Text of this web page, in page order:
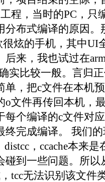
程，当时的PC，只
布式编译的原因。
很炫的手机，其中UI
来，我也试过在
实比较一般。言归
单，把c文件在本机
o文件再传回本机，
每个编译的c文件对
终完成编译。 我们
，ccache本来
碰到一些问题。所以
tcc无法识别该文件